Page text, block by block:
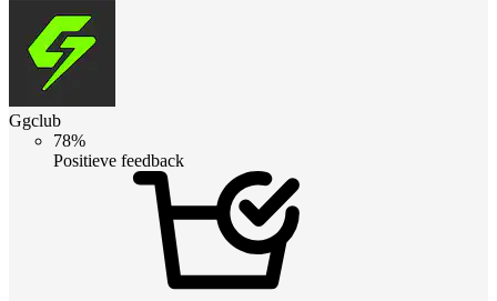
Ggclub
78%
Positieve feedback